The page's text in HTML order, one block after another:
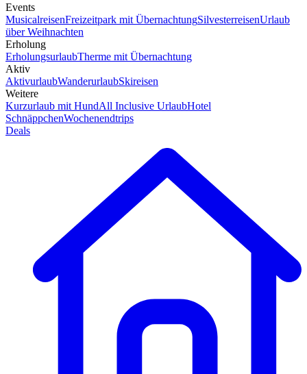
Events
MusicalreisenFreizeitpark mit ÜbernachtungSilvesterreisenUrlaub
über Weihnachten
Erholung
ErholungsurlaubTherme mit Übernachtung
Aktiv
AktivurlaubWanderurlaubSkireisen
Weitere
Kurzurlaub mit HundAll Inclusive UrlaubHotel
SchnäppchenWochenendtrips
Deals